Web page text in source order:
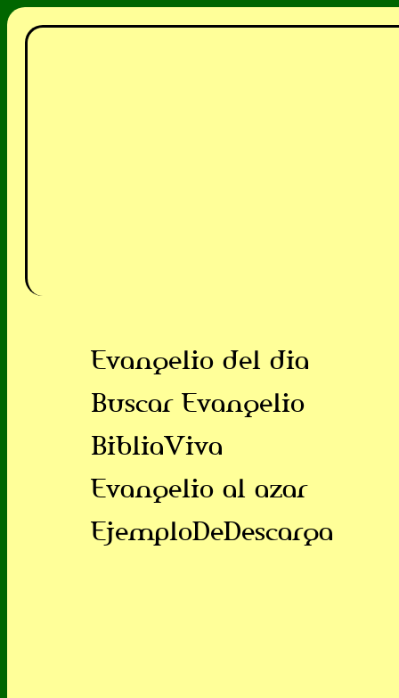
Evangelio del dia
Buscar Evangelio
BibliaViva
Evangelio al azar
EjemploDeDescarga